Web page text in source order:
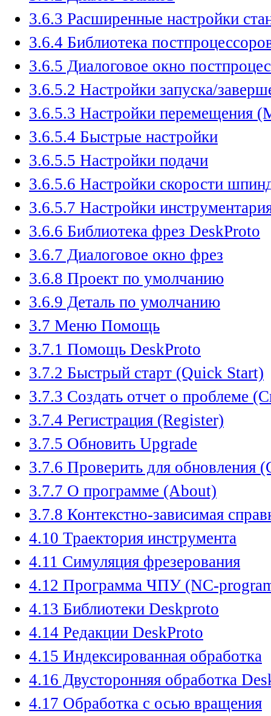
3.6.3 Расширенные настройки
3.6.4 Библиотека
3.6.5 Диалоговое окно
3.6.5.2 Настройки запуска/
3.6.5.3 Настройки перемещения
3.6.5.4 Быстрые настройки
3.6.5.5 Настройки подачи
3.6.5.6 Настройки скорости
3.6.5.7 Настройки
3.6.6 Библиотека фрез DeskProto
3.6.7 Диалоговое окно фрез
3.6.8 Проект по умолчанию
3.6.9 Деталь по умолчанию
3.7 Меню Помощь
3.7.1 Помощь DeskProto
3.7.2 Быстрый старт (Quick Start)
3.7.3 Создать отчет о проблеме
3.7.4 Регистрация (Register)
3.7.5 Обновить Upgrade
3.7.6 Проверить для обновления
3.7.7 О программе (About)
3.7.8 Контекстно-зависимая
4.10 Траектория инструмента
4.11 Симуляция фрезерования
4.12 Программа ЧПУ (NC-
4.13 Библиотеки Deskproto
4.14 Редакции DeskProto
4.15 Индексированная обработка
4.16 Двусторонняя обработка
4.17 Обработка с осью вращения